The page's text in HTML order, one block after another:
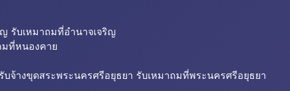
รับเหมาถมที่อำนาจเจริญ
มที่หนองคาย
จ้างขุดสระพระนครศรีอยุธยา รับเหมาถมที่พระนครศรีอยุธยา